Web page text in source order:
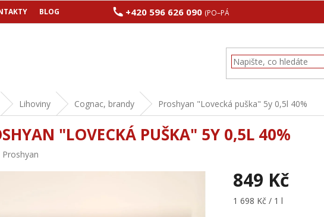
BLOG +420 596 626 090 (PO–PÁ 8:00–17:00)
Lihoviny Cognac, brandy Proshyan "Lovecká puška" 5y 0,5l 40%
"LOVECKÁ PUŠKA" 5Y 0,5L 40%
Proshyan
849 Kč
Měrná
1 698 Kč / 1 l